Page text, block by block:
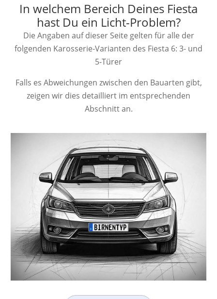
In welchem Bereich Deines Fiesta
hast Du ein Licht-Problem?
Die Angaben auf dieser Seite gelten für alle der
folgenden Karosserie-Varianten des Fiesta 6: 3- und
5-Türer
Falls es Abweichungen zwischen den Bauarten gibt,
zeigen wir dies detailliert im entsprechenden
Abschnitt an.